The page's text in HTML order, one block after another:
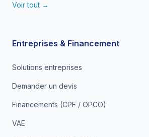
Voir tout →
Entreprises & Financement
Solutions entreprises
Demander un devis
Financements (CPF / OPCO)
VAE